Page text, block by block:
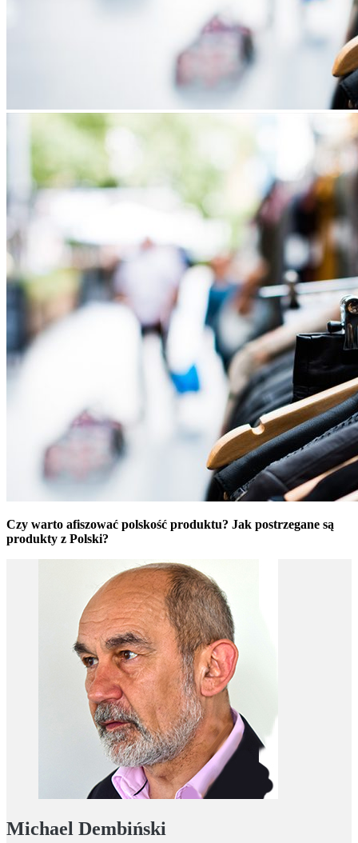
Czy warto afiszować polskość produktu? Jak postrzegane są
produkty z Polski?
Michael Dembiński